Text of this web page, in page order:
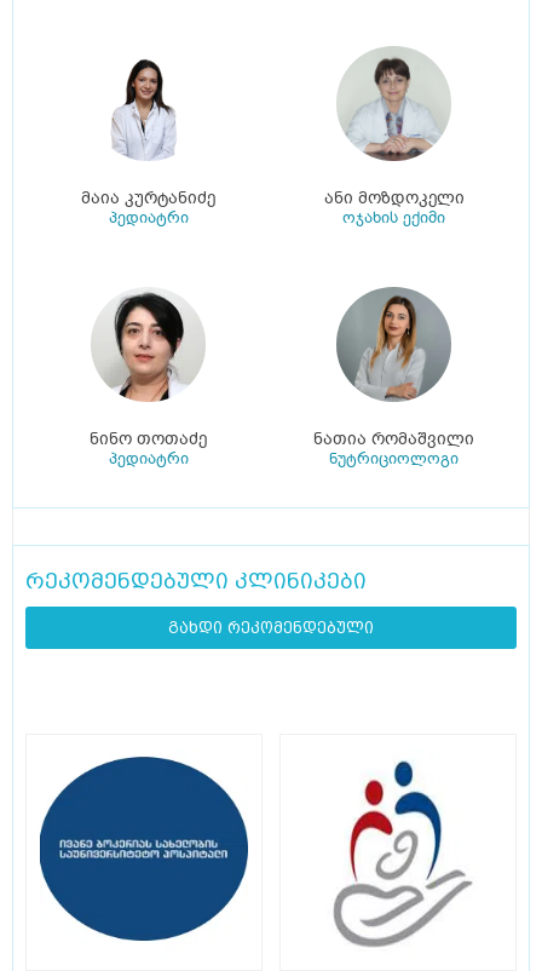
მაია კურტანიძე
პედიატრი
ანი მოზდოკელი
ოჯახის ექიმი
ნინო თოთაძე
პედიატრი
ნათია რომაშვილი
ნუტრიციოლოგი
რეკომენდებული კლინიკები
გახდი რეკომენდებული